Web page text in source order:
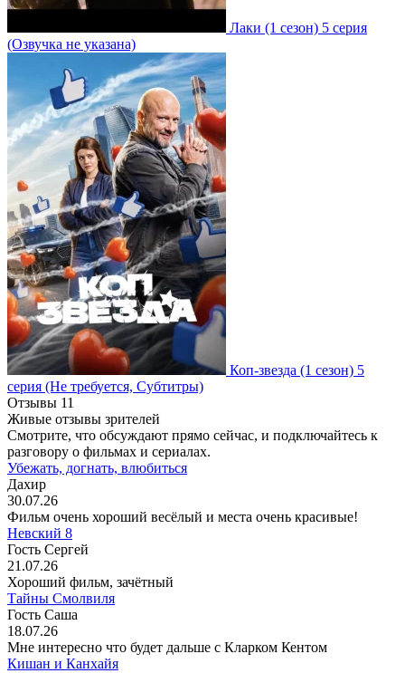
Лаки (1 сезон) 5 серия
(Озвучка не указана)
Коп-звезда (1 сезон) 5
серия (Не требуется, Субтитры)
Отзывы 11
Живые отзывы зрителей
Смотрите, что обсуждают прямо сейчас, и подключайтесь к
разговору о фильмах и сериалах.
Убежать, догнать, влюбиться
Дахир
30.07.26
Фильм очень хороший весёлый и места очень красивые!
Невский 8
Гость Сергей
21.07.26
Хороший фильм, зачётный
Тайны Смолвиля
Гость Саша
18.07.26
Мне интересно что будет дальше с Кларком Кентом
Кишан и Канхайя